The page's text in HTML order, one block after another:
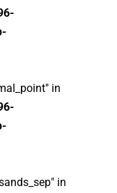
in
in